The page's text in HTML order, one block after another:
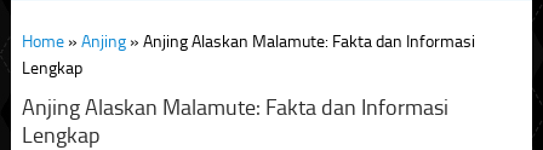
Home» Anjing» Anjing Alaskan Malamute: Fakta dan Informasi
Lengkap
Anjing Alaskan Malamute: Fakta dan Informasi
Lengkap